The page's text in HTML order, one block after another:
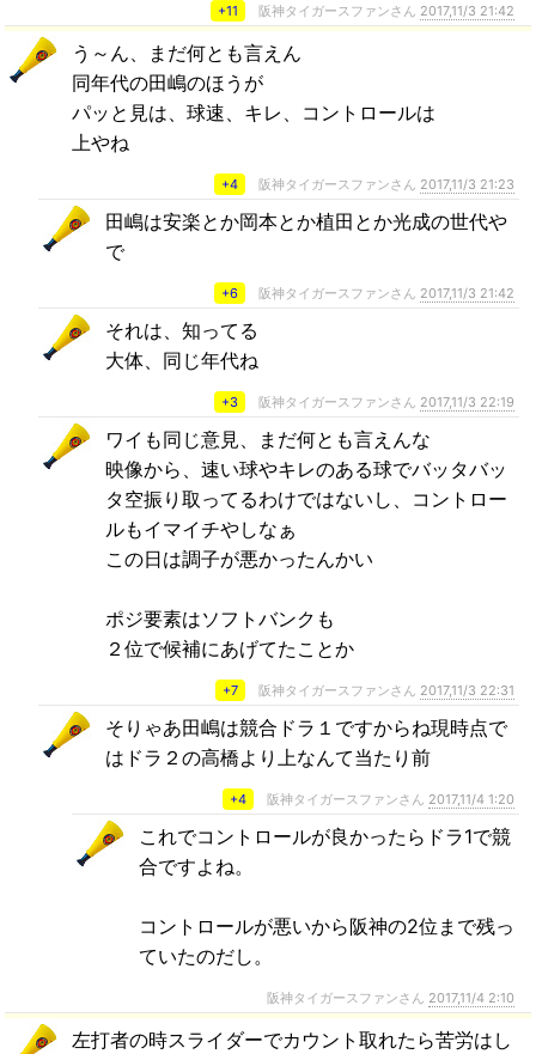
+11 阪神タイガースファンさん 2017,11/3 21:42
う～ん、まだ何とも言えん
同年代の田嶋のほうが
パッと見は、球速、キレ、コントロールは
上やね
+4 阪神タイガースファンさん 2017,11/3 21:23
田嶋は安楽とか岡本とか植田とか光成の世代や
で
+6 阪神タイガースファンさん 2017,11/3 21:42
それは、知ってる
大体、同じ年代ね
+3 阪神タイガースファンさん 2017,11/3 22:19
ワイも同じ意見、まだ何とも言えんな
映像から、速い球やキレのある球でバッタバッ
タ空振り取ってるわけではないし、コントロー
ルもイマイチやしなぁ
この日は調子が悪かったんかい
ポジ要素はソフトバンクも
２位で候補にあげてたことか
+7 阪神タイガースファンさん 2017,11/3 22:31
そりゃあ田嶋は競合ドラ１ですからね現時点で
はドラ２の高橋より上なんて当たり前
+4 阪神タイガースファンさん 2017,11/4 1:20
これでコントロールが良かったらドラ1で競
合ですよね。
コントロールが悪いから阪神の2位まで残っ
ていたのだし。
阪神タイガースファンさん 2017,11/4 2:10
左打者の時スライダーでカウント取れたら苦労はし